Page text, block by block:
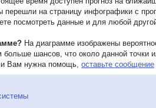
перешли на страницу инфографики с
посмотреть данные и для любой
На диаграмме изображены
шансов, что около данной точки
Вам нужна помощь, оставьте сообщение